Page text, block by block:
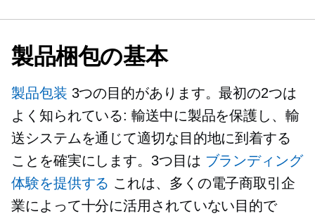
製品梱包の基本
製品包装 3つの目的があります。最初の2つは
よく知られている: 輸送中に製品を保護し、輸
送システムを通じて適切な目的地に到着する
ことを確実にします。3つ目は ブランディング
体験を提供する これは、多くの電子商取引企
業によって十分に活用されていない目的で